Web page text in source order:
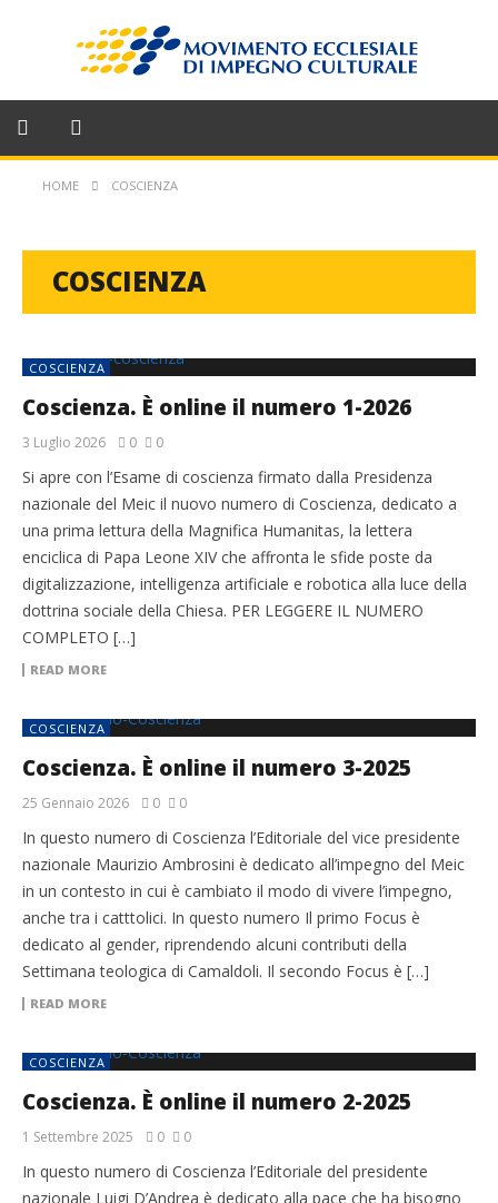
HOME COSCIENZA
COSCIENZA
COSCIENZA
Coscienza. È online il numero 1-2026
3 Luglio 2026 0 0
Si apre con l’Esame di coscienza firmato dalla Presidenza
nazionale del Meic il nuovo numero di Coscienza, dedicato a
una prima lettura della Magnifica Humanitas, la lettera
enciclica di Papa Leone XIV che affronta le sfide poste da
digitalizzazione, intelligenza artificiale e robotica alla luce della
dottrina sociale della Chiesa. PER LEGGERE IL NUMERO
COMPLETO […]
READ MORE
COSCIENZA
Coscienza. È online il numero 3-2025
25 Gennaio 2026 0 0
In questo numero di Coscienza l’Editoriale del vice presidente
nazionale Maurizio Ambrosini è dedicato all’impegno del Meic
in un contesto in cui è cambiato il modo di vivere l’impegno,
anche tra i catttolici. In questo numero Il primo Focus è
dedicato al gender, riprendendo alcuni contributi della
Settimana teologica di Camaldoli. Il secondo Focus è […]
READ MORE
COSCIENZA
Coscienza. È online il numero 2-2025
1 Settembre 2025 0 0
In questo numero di Coscienza l’Editoriale del presidente
nazionale Luigi D’Andrea è dedicato alla pace che ha bisogno